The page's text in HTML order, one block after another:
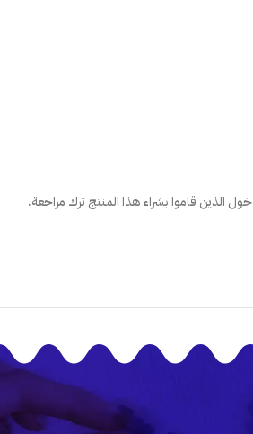
الذين قاموا بشراء هذا المنتج ترك مراجعة.